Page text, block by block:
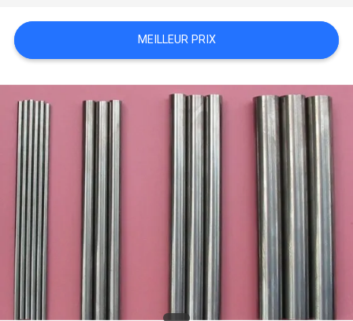
NOUVELLES
UNE
CITATION
PLAN
DU
SITE
PRIVACY
POLICY
MEILLEUR PRIX